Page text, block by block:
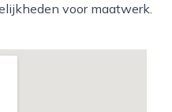
voor maatwerk.